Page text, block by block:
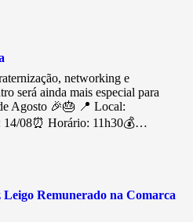
networking e
será ainda mais especial para
Agosto 🎉🎂 📍 Local:
14/08⏰ Horário: 11h30💰…
Remunerado na Comarca